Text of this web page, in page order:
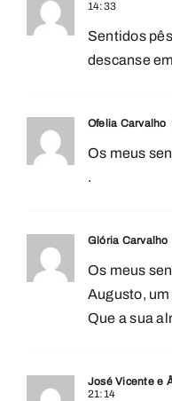
14:33
Sentidos
descanse
Ofelia Carvalho
Os meus
.
Glória Carvalho
Os meus
Augusto,
Que a sua
José Vicente e
21:14